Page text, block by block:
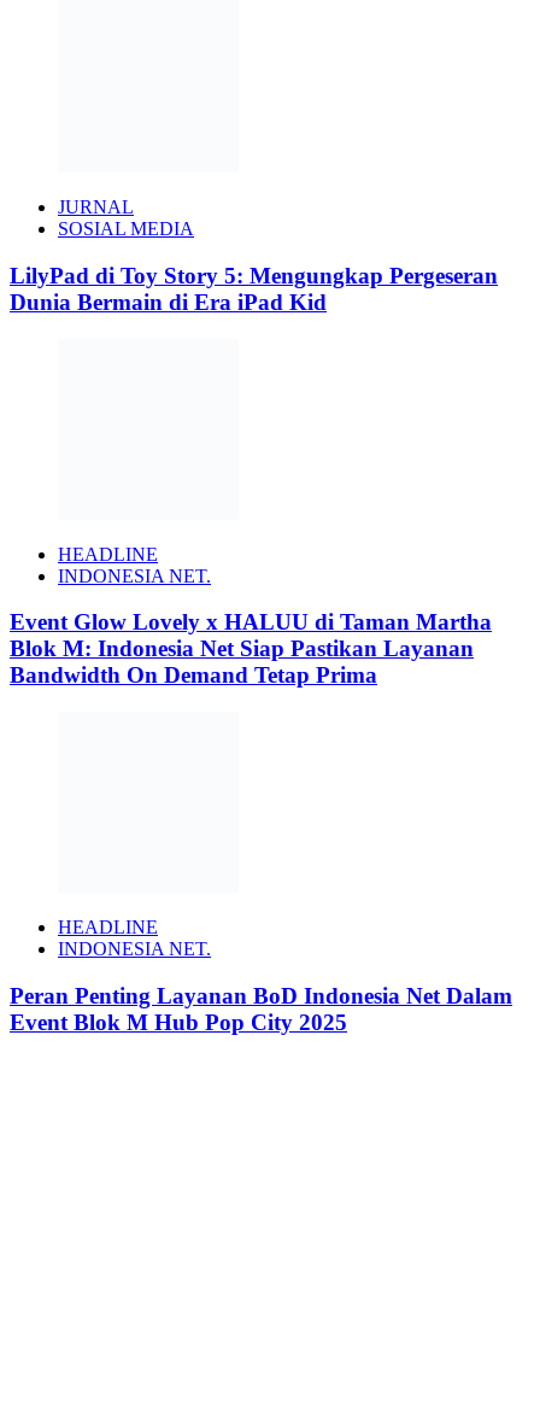
JURNAL
SOSIAL MEDIA
LilyPad di Toy Story 5: Mengungkap Pergeseran
Dunia Bermain di Era iPad Kid
HEADLINE
INDONESIA NET.
Event Glow Lovely x HALUU di Taman Martha
Blok M: Indonesia Net Siap Pastikan Layanan
Bandwidth On Demand Tetap Prima
HEADLINE
INDONESIA NET.
Peran Penting Layanan BoD Indonesia Net Dalam
Event Blok M Hub Pop City 2025